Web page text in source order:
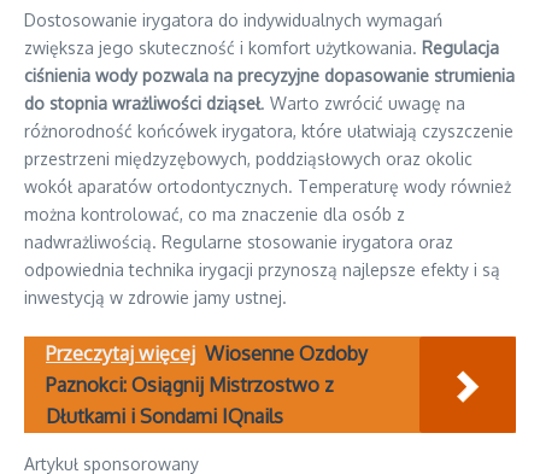
Dostosowanie irygatora do indywidualnych wymagań
zwiększa jego skuteczność i komfort użytkowania. Regulacja
ciśnienia wody pozwala na precyzyjne dopasowanie strumienia
do stopnia wrażliwości dziąseł. Warto zwrócić uwagę na
różnorodność końcówek irygatora, które ułatwiają czyszczenie
przestrzeni międzyzębowych, poddziąsłowych oraz okolic
wokół aparatów ortodontycznych. Temperaturę wody również
można kontrolować, co ma znaczenie dla osób z
nadwrażliwością. Regularne stosowanie irygatora oraz
odpowiednia technika irygacji przynoszą najlepsze efekty i są
inwestycją w zdrowie jamy ustnej.
Przeczytaj więcej Wiosenne Ozdoby
Paznokci: Osiągnij Mistrzostwo z
Dłutkami i Sondami IQnails
Artykuł sponsorowany